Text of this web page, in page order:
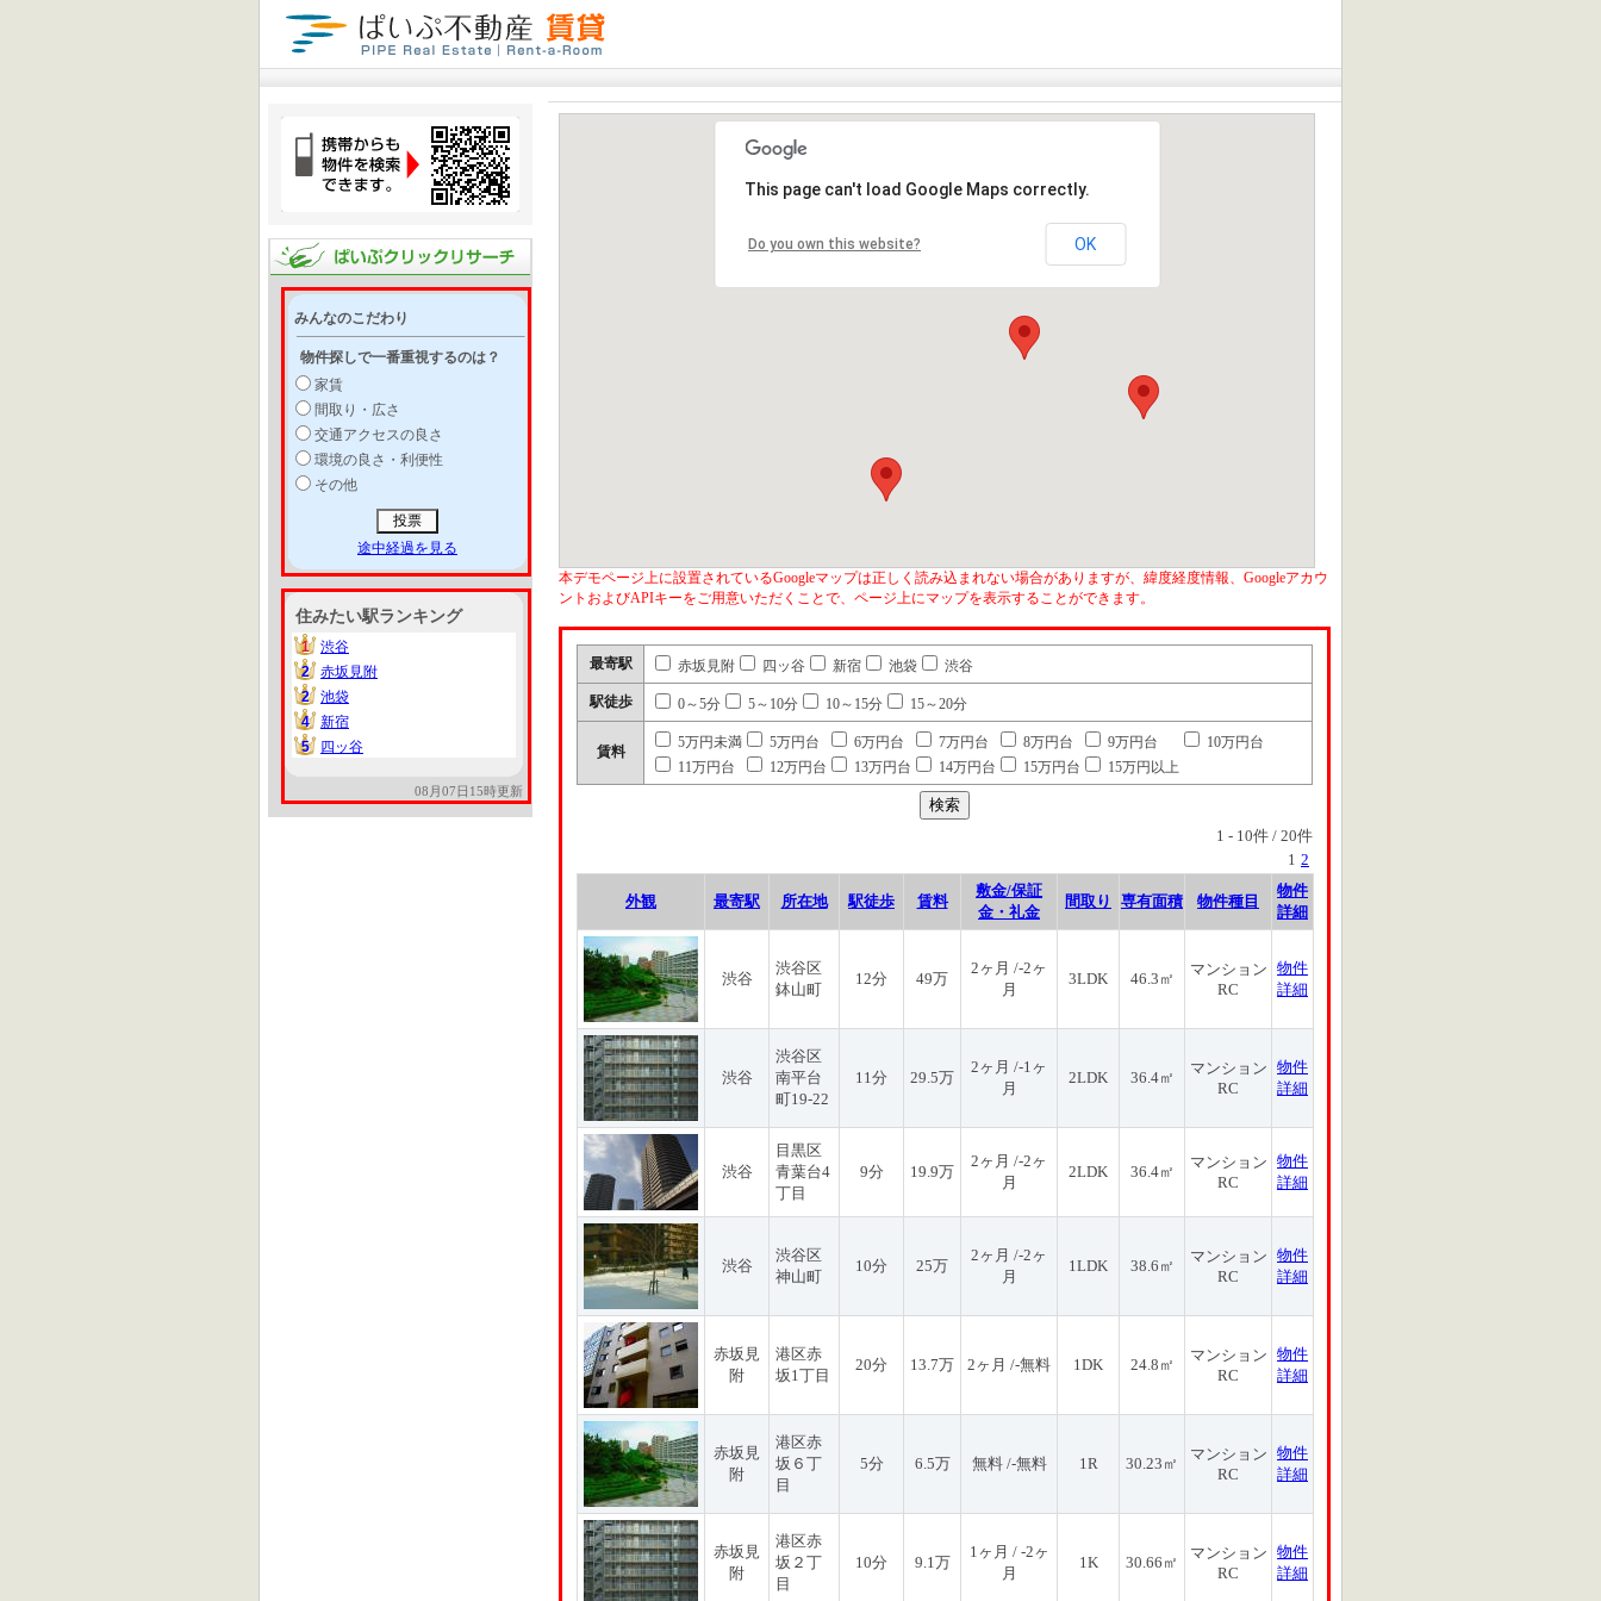
みんなのこだわり
物件探しで一番重視するのは？
家賃
間取り・広さ
交通アクセスの良さ
環境の良さ・利便性
その他
途中経過を見る
住みたい駅ランキング
1
1
渋谷
2
2
赤坂見附
2
2
池袋
4
4
新宿
5
5 四ッ谷
08月07日15時更新
This page can't load Google Maps correctly.
Do you own this website? OK
本デモページ上に設置されているGoogleマップは正しく読み込まれない場合がありますが、緯度経度情報、Googleアカウ
ントおよびAPIキーをご用意いただくことで、ページ上にマップを表示することができます。
最寄駅 赤坂見附 四ッ谷 新宿 池袋 渋谷
駅徒歩 0～5分 5～10分 10～15分 15～20分
賃料
5万円未満 5万円台 6万円台 7万円台 8万円台 9万円台
10万円台
11万円台
12万円台 13万円台 14万円台 15万円台 15万円以上
1 - 10件 / 20件
1 2
外観 最寄駅 所在地 駅徒歩 賃料
敷金/保証
金・礼金
間取り 専有面積 物件種目
物件
詳細
渋谷
渋谷区
鉢山町
12分 49万
2ヶ月 /-2ヶ
月
3LDK 46.3㎡
マンション
RC
物件
詳細
渋谷
渋谷区
南平台
町19-22
11分 29.5万
2ヶ月 /-1ヶ
月
2LDK 36.4㎡
マンション
RC
物件
詳細
渋谷
目黒区
青葉台4
丁目
9分 19.9万
2ヶ月 /-2ヶ
月
2LDK 36.4㎡
マンション
RC
物件
詳細
渋谷
渋谷区
神山町
10分 25万
2ヶ月 /-2ヶ
月
1LDK 38.6㎡
マンション
RC
物件
詳細
赤坂見
附
港区赤
坂1丁目
20分 13.7万 2ヶ月 /-無料 1DK 24.8㎡
マンション
RC
物件
詳細
赤坂見
附
港区赤
坂６丁
目
5分 6.5万 無料 /-無料 1R 30.23㎡
マンション
RC
物件
詳細
赤坂見
附
港区赤
坂２丁
目
10分 9.1万
1ヶ月 / -2ヶ
月
1K 30.66㎡
マンション
RC
物件
詳細